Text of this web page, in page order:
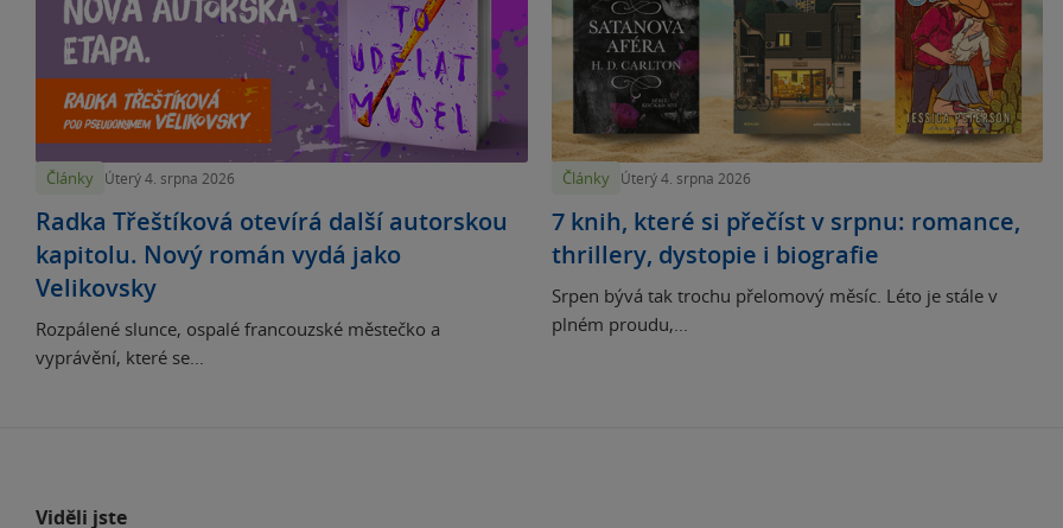
Články Úterý 4. srpna 2026
Radka Třeštíková otevírá další autorskou
kapitolu. Nový román vydá jako
Velikovsky
Rozpálené slunce, ospalé francouzské městečko a
vyprávění, které se...
Články Úterý 4. srpna 2026
7 knih, které si přečíst v srpnu: romance,
thrillery, dystopie i biografie
Srpen bývá tak trochu přelomový měsíc. Léto je stále v
plném proudu,...
Viděli jste